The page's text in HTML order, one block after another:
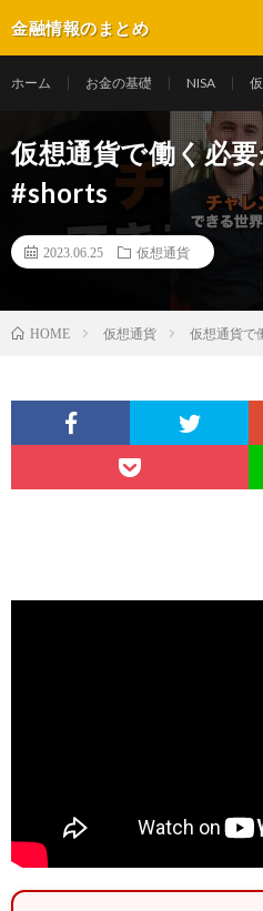
金融情報のまとめ
ホーム お金の基礎 NISA
仮想通貨で働く必
#shorts
2023.06.25 仮想通貨
HOME 仮想通貨 仮想通貨で